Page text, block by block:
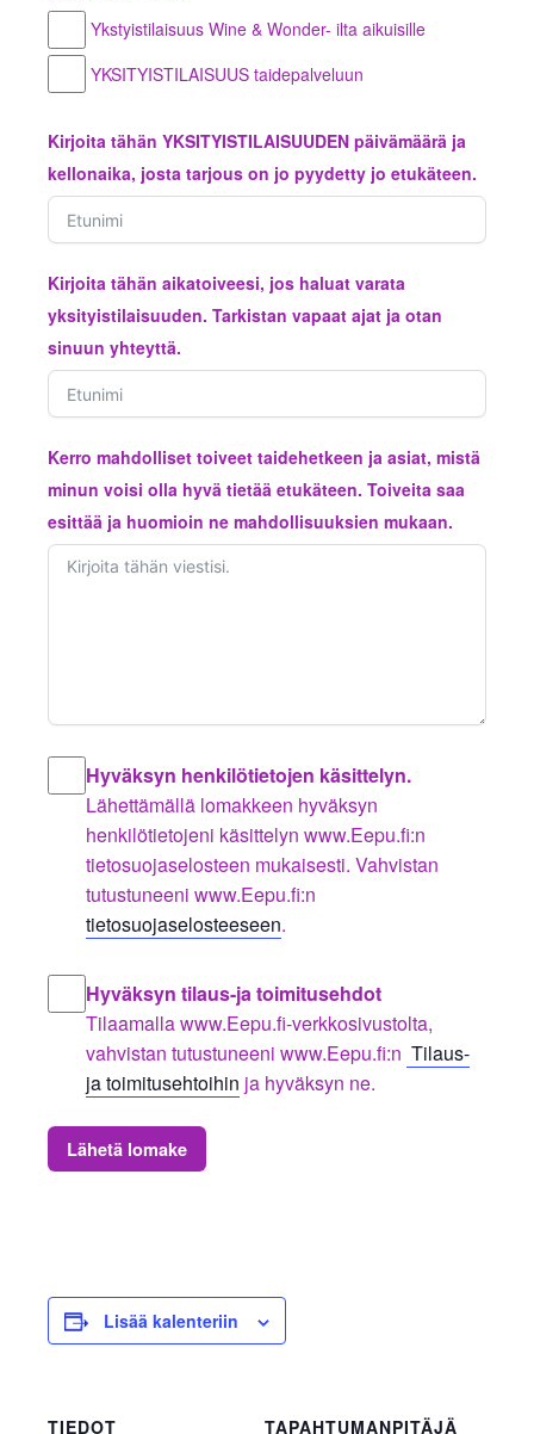
Ykstyistilaisuus Wine & Wonder- ilta aikuisille
YKSITYISTILAISUUS taidepalveluun
Kirjoita tähän YKSITYISTILAISUUDEN päivämäärä ja
kellonaika, josta tarjous on jo pyydetty jo etukäteen.
Kirjoita tähän aikatoiveesi, jos haluat varata
yksityistilaisuuden. Tarkistan vapaat ajat ja otan
sinuun yhteyttä.
Kerro mahdolliset toiveet taidehetkeen ja asiat, mistä
minun voisi olla hyvä tietää etukäteen. Toiveita saa
esittää ja huomioin ne mahdollisuuksien mukaan.
Hyväksyn henkilötietojen käsittelyn.
Lähettämällä lomakkeen hyväksyn
henkilötietojeni käsittelyn www.Eepu.fi:n
tietosuojaselosteen mukaisesti. Vahvistan
tutustuneeni www.Eepu.fi:n
tietosuojaselosteeseen.
Hyväksyn tilaus-ja toimitusehdot
Tilaamalla www.Eepu.fi-verkkosivustolta,
vahvistan tutustuneeni www.Eepu.fi:n Tilaus-
ja toimitusehtoihin ja hyväksyn ne.
Lähetä lomake
Lisää kalenteriin
TIEDOT TAPAHTUMANPITÄJÄ